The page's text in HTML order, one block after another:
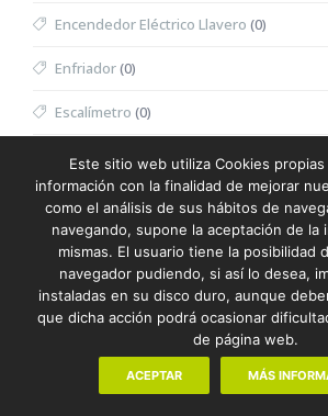
Encendedor Eléctrico Llavero (0)
Enfriador(0)
Escalímetro (0)
Escritura (387)
Escuadra (0)
Espátula Facial (0)
Especiero (0)
Espejo Multifunción
Este sitio web utiliza Cookies
información con la finalidad de mejorar
como el análisis de sus hábitos de
navegando, supone la aceptación de la
mismas. El usuario tiene la posibilidad
navegador pudiendo, si así lo desea,
instaladas en su disco duro, aunque
que dicha acción podrá ocasionar
de página web.
ACEPTAR MÁS